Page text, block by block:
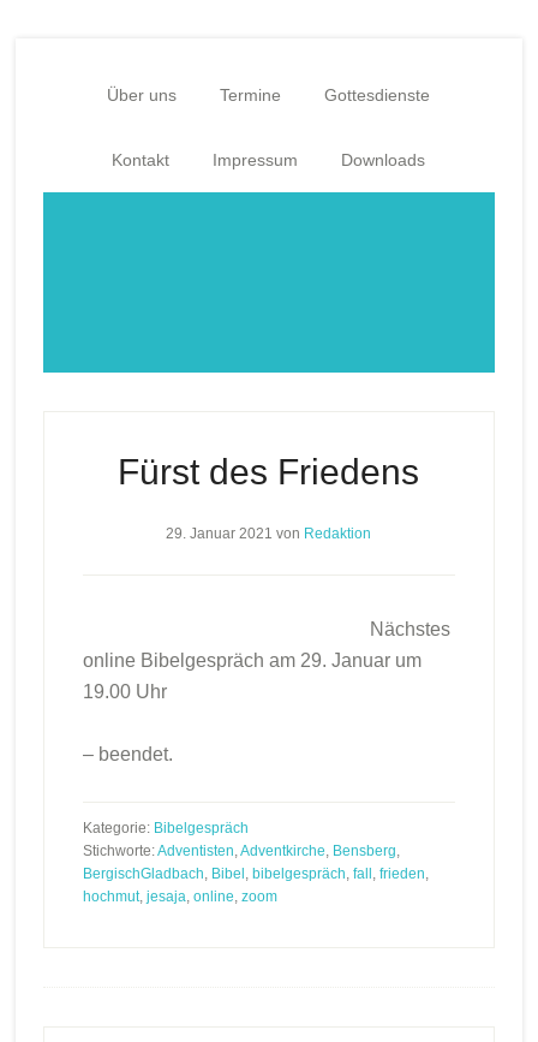
Über uns Termine Gottesdienste
Kontakt Impressum Downloads
Fürst des Friedens
29. Januar 2021 von Redaktion
Nächstes
online Bibelgespräch am 29. Januar um
19.00 Uhr
– beendet.
Kategorie: Bibelgespräch
Stichworte:Adventisten,Adventkirche, Bensberg,
BergischGladbach, Bibel , bibelgespräch, fall , frieden,
hochmut, jesaja, online, zoom